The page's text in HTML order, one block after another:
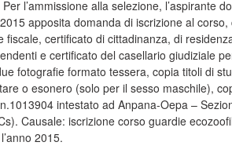
Per l’ammissione alla selezione, l’aspirante
apposita domanda di iscrizione al
fiscale, certificato di cittadinanza, di
e certificato del casellario giudiziale
fotografie formato tessera, copia titoli di
o esonero (solo per il sesso maschile),
intestato ad Anpana-Oepa –
Causale: iscrizione corso guardie
2015.